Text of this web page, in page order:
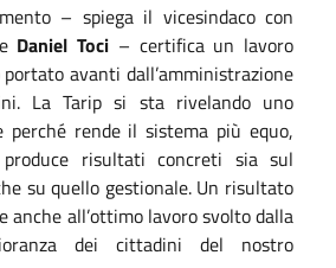
– spiega il vicesindaco con
Daniel Toci – certifica un lavoro
avanti dall’amministrazione
La Tarip si sta rivelando uno
perché rende il sistema più equo,
produce risultati concreti sia sul
su quello gestionale. Un risultato
anche all’ottimo lavoro svolto dalla
dei cittadini del nostro